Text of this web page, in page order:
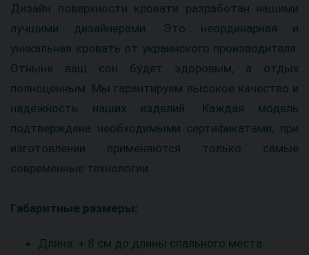
Дизайн поверхности кровати разработан нашими
лучшими дизайнерами. Это неординарная и
уникальная кровать от украинского производителя.
Отныне ваш сон будет здоровым, а отдых
полноценным. Мы гарантируем высокое качество и
надежность наших изделий. Каждая модель
подтверждена необходимыми сертификатами, при
изготовлении применяются только самые
современные технологии.
Габаритные размеры:
Длина: + 8 см до длины спального места